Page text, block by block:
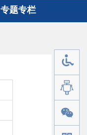
专题专栏